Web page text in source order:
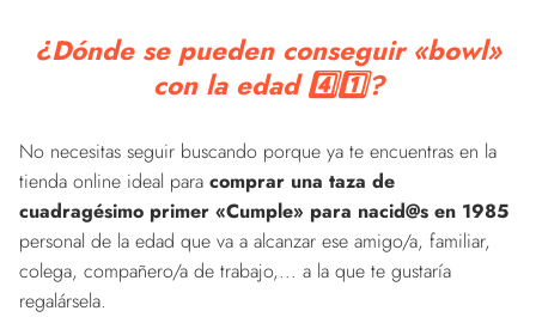
¿Dónde se pueden conseguir «bowl»
con la edad 4️⃣1️⃣?
No necesitas seguir buscando porque ya te encuentras en la
tienda online ideal para comprar una taza de
cuadragésimo primer «Cumple» para nacid@s en 1985
personal de la edad que va a alcanzar ese amigo/a, familiar,
colega, compañero/a de trabajo,... a la que te gustaría
regalársela.